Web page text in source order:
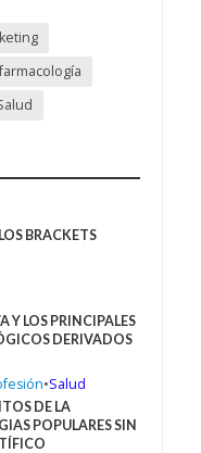
BRACKETS
Y LOS PRINCIPALES
DERIVADOS
•Salud
DE LA
POPULARES SIN